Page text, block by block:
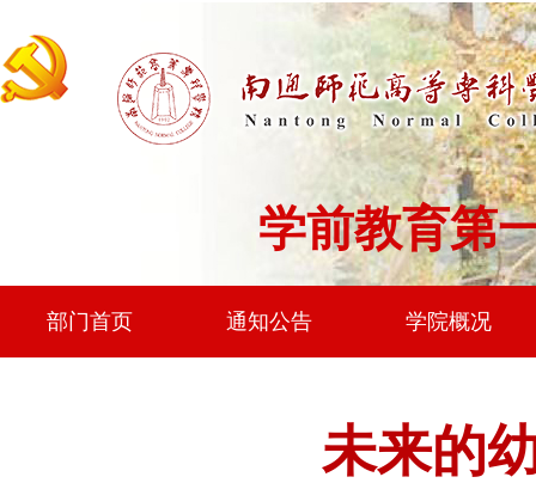
学前教育第
部门首页 通知公告 学院概况
未来的